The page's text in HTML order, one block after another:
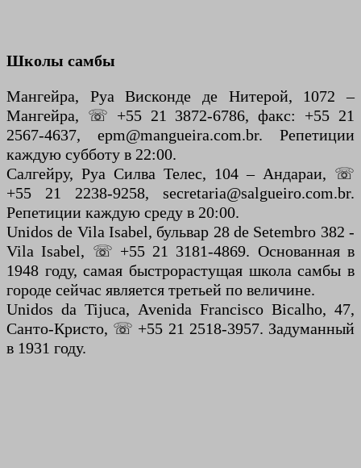
Школы самбы
Мангейра, Руа Висконде де Нитерой, 1072 –
Мангейра, ☏ +55 21 3872-6786, факс: +55 21
2567-4637, epm@mangueira.com.br. Репетиции
каждую субботу в 22:00.
Салгейру, Руа Силва Телес, 104 – Андараи, ☏
+55 21 2238-9258, secretaria@salgueiro.com.br.
Репетиции каждую среду в 20:00.
Unidos de Vila Isabel, бульвар 28 de Setembro 382 -
Vila Isabel, ☏ +55 21 3181-4869. Основанная в
1948 году, самая быстрорастущая школа самбы в
городе сейчас является третьей по величине.
Unidos da Tijuca, Avenida Francisco Bicalho, 47,
Санто-Кристо, ☏ +55 21 2518-3957. Задуманный
в 1931 году.